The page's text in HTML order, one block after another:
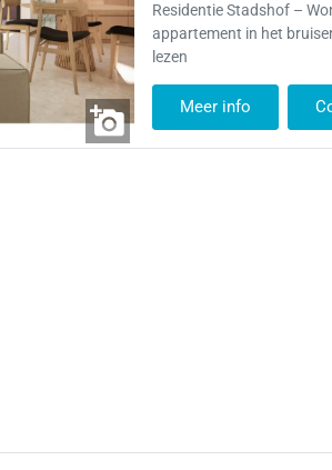
Residentie Stadshof –
appartement in het
lezen
Meer info